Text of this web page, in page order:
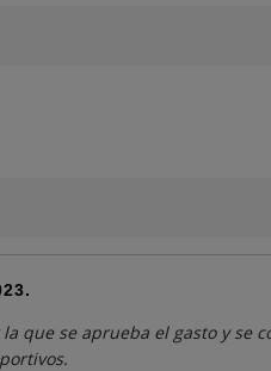
que se aprueba el gasto y se